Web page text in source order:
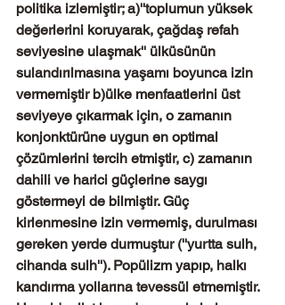
politika izlemiştir; a)''toplumun yüksek
değerlerini koruyarak, çağdaş refah
seviyesine ulaşmak'' ülküsünün
sulandırılmasına yaşamı boyunca izin
vermemiştir b)ülke menfaatlerini üst
seviyeye çıkarmak için, o zamanın
konjonktürüne uygun en optimal
çözümlerini tercih etmiştir, c) zamanın
dahili ve harici güçlerine saygı
göstermeyi de bilmiştir. Güç
kirlenmesine izin vermemiş, durulması
gereken yerde durmuştur (''yurtta sulh,
cihanda sulh''). Popülizm yapıp, halkı
kandırma yollarına tevessül etmemiştir.